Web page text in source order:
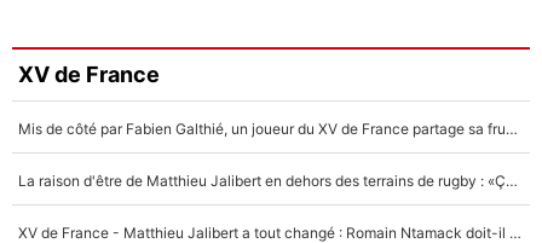
XV de France
Mis de côté par Fabien Galthié, un joueur du XV de France partage sa frustration : «ils ne me l’ont pas dit tout de suite»
La raison d'être de Matthieu Jalibert en dehors des terrains de rugby : «Ça m'atteint autant que si tu touches à un membre de ma famille»
XV de France - Matthieu Jalibert a tout changé : Romain Ntamack doit-il s’inquiéter pour sa place à un an de la Coupe du monde ?